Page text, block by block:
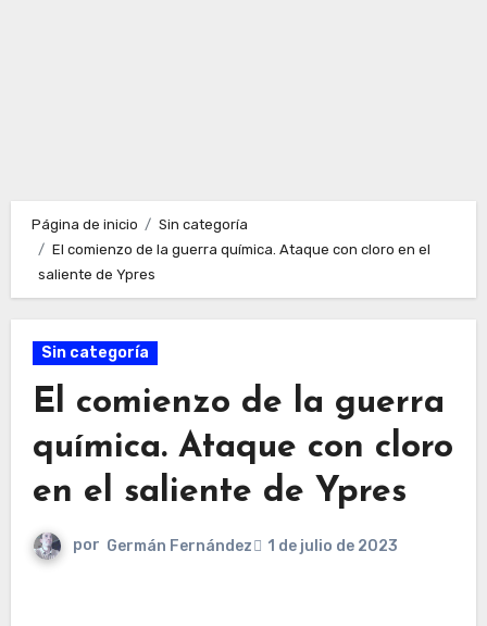
Página de inicio
Sin categoría
El comienzo de la guerra química. Ataque con cloro en el
saliente de Ypres
Sin categoría
El comienzo de la guerra
química. Ataque con cloro
en el saliente de Ypres
por Germán Fernández 1 de julio de 2023